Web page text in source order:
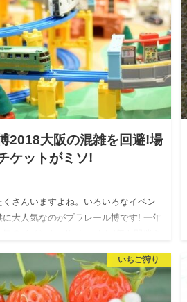
2018大阪の混雑を回避!場
ケットがミソ!
さんいますよね。いろいろなイベン
に大人気なのがプラレール博です! 一年
いちご狩り